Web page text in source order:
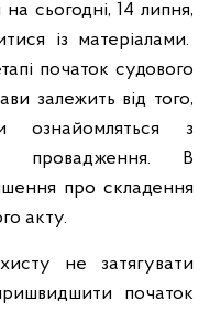
сьогодні, 14 липня,
із матеріалами.
початок судового
залежить від того,
ознайомляться з
провадження. В
про складення
акту.
не затягувати
початок